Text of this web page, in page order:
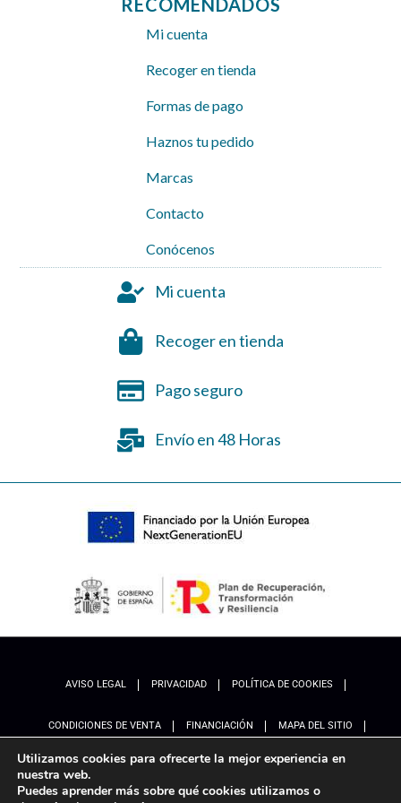
RECOMENDADOS
Mi cuenta
Recoger en tienda
Formas de pago
Haznos tu pedido
Marcas
Contacto
Conócenos
Mi cuenta
Recoger en tienda
Pago seguro
Envío en 48 Horas
AVISO LEGAL PRIVACIDAD POLÍTICA DE COOKIES
CONDICIONES DE VENTA FINANCIACIÓN MAPA DEL SITIO
AJUSTES
Utilizamos cookies para ofrecerte la mejor experiencia en
nuestra web.
Puedes aprender más sobre qué cookies utilizamos o